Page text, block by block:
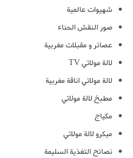
شهيوات عالمية
صور النقش الحناء
عصائر و مقبلات مغربية
لالة مولاتي TV
لالة مولاتي اناقة مغربية
مطبخ لالة مولاتي
مكياج
ميكرو لالة مولاتي
نصائح التغذية السليمة